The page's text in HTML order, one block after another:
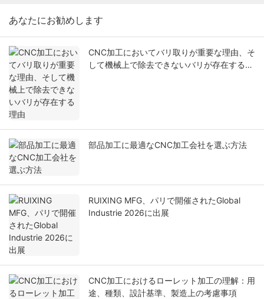
あなたにお勧めします
CNC加工においてバリ取りが重要な理由、そ
して機械上で除去できないバリが存在する理
部品加工に最適なCNC加工会社を選ぶ方法
RUIXING MFG、パリで開催されたGlobal
Industrie 2026に出展
CNC加工におけるローレット加工の理解：用
途、種類、設計基準、製造上の考慮事項